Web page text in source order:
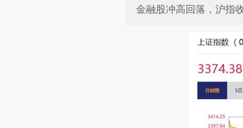
金融股冲高回落，沪指